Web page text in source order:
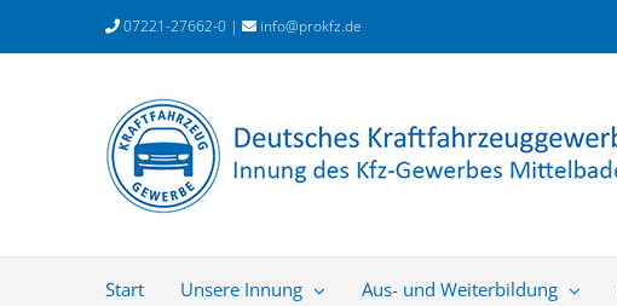
07221-27662-0 | info@prokfz.de
Start Unsere Innung Aus- und Weiterbildung